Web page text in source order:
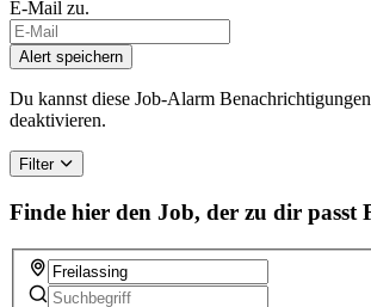
E-Mail zu.
Alert speichern
Du kannst diese Job-Alarm
deaktivieren.
Filter
Finde hier den Job, der zu dir passt